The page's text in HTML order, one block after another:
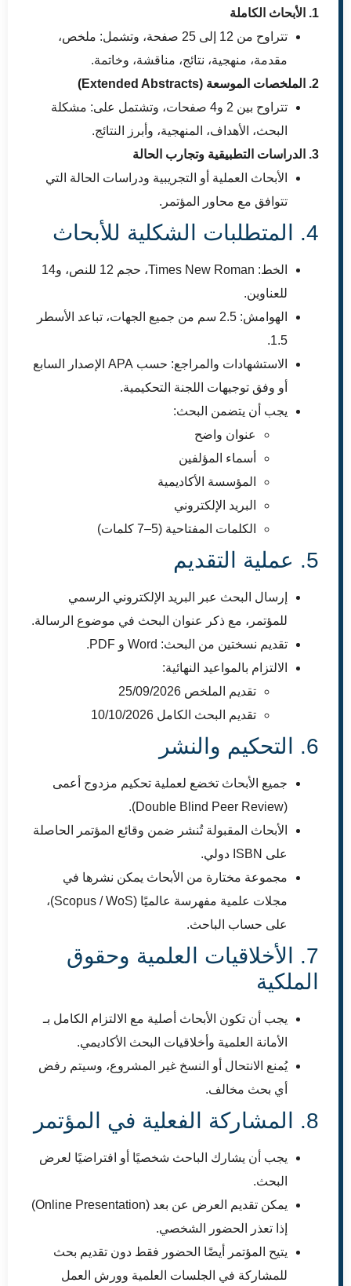
1. الأبحاث الكاملة
تتراوح من 12 إلى 25 صفحة، وتشمل: ملخص،
مقدمة، منهجية، نتائج، مناقشة، وخاتمة.
2. الملخصات الموسعة (Extended Abstracts)
تتراوح بين 2 و4 صفحات، وتشتمل على: مشكلة
البحث، الأهداف، المنهجية، وأبرز النتائج.
3. الدراسات التطبيقية وتجارب الحالة
الأبحاث العملية أو التجريبية ودراسات الحالة التي
تتوافق مع محاور المؤتمر.
4. المتطلبات الشكلية للأبحاث
الخط: Times New Roman، حجم 12 للنص، و14
للعناوين.
الهوامش: 2.5 سم من جميع الجهات، تباعد الأسطر
1.5.
الاستشهادات والمراجع: حسب APA الإصدار السابع
أو وفق توجيهات اللجنة التحكيمية.
يجب أن يتضمن البحث:
عنوان واضح
أسماء المؤلفين
المؤسسة الأكاديمية
البريد الإلكتروني
الكلمات المفتاحية (5–7 كلمات)
5. عملية التقديم
إرسال البحث عبر البريد الإلكتروني الرسمي
للمؤتمر، مع ذكر عنوان البحث في موضوع الرسالة.
تقديم نسختين من البحث: Word و PDF.
الالتزام بالمواعيد النهائية:
تقديم الملخص 25/09/2026
تقديم البحث الكامل 10/10/2026
6. التحكيم والنشر
جميع الأبحاث تخضع لعملية تحكيم مزدوج أعمى
(Double Blind Peer Review).
الأبحاث المقبولة تُنشر ضمن وقائع المؤتمر الحاصلة
على ISBN دولي.
مجموعة مختارة من الأبحاث يمكن نشرها في
مجلات علمية مفهرسة عالميًا (Scopus / WoS)،
على حساب الباحث.
7. الأخلاقيات العلمية وحقوق
الملكية
يجب أن تكون الأبحاث أصلية مع الالتزام الكامل بـ
الأمانة العلمية وأخلاقيات البحث الأكاديمي.
يُمنع الانتحال أو النسخ غير المشروع، وسيتم رفض
أي بحث مخالف.
8. المشاركة الفعلية في المؤتمر
يجب أن يشارك الباحث شخصيًا أو افتراضيًا لعرض
البحث.
يمكن تقديم العرض عن بعد (Online Presentation)
إذا تعذر الحضور الشخصي.
يتيح المؤتمر أيضًا الحضور فقط دون تقديم بحث
للمشاركة في الجلسات العلمية وورش العمل